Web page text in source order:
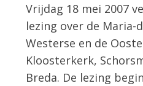
Vrijdag 18 mei 2007
lezing over de Maria-
Westerse en de
Kloosterkerk,
Breda. De lezing